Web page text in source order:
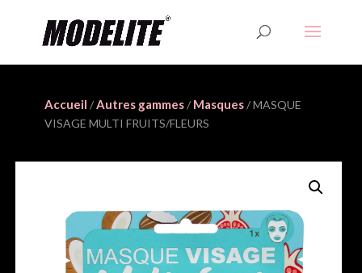
Accueil /Autres gammes/ Masques/ MASQUE
VISAGE MULTI FRUITS/FLEURS